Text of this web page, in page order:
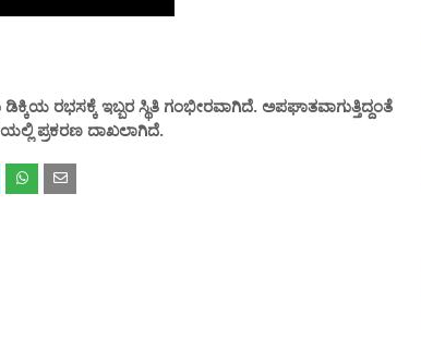
ರಭಸಕ್ಕೆ ಇಬ್ಬರ ಸ್ಥಿತಿ ಗಂಭೀರವಾಗಿದೆ. ಅಪಘಾತವಾಗುತ್ತಿದ್ದಂತೆ
ಪ್ರಕರಣ ದಾಖಲಾಗಿದೆ.